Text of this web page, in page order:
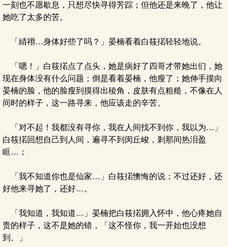
一刻也不愿歇息，只想尽快寻得芳踪；但他还是来晚了，他让
她吃了太多的苦。
「綪祤…身体好些了吗？」晏楠看着白筱掿轻轻地说。
「嗯！」白筱掿点了点头，她是病好了四哥才带她出们，她
现在身体没有什么问题；倒是看着晏楠，他瘦了；她伸手摸向
晏楠的脸，他的脸瘦到摸得出稜角，皮肤有点粗糙，不像在人
间时的样子，这一路寻来，他应该走的辛苦。
「对不起！我都没有寻你，我在人间找不到你，我以为…」
白筱掿回想自己到人间，遍寻不到闵丘峻，剎那间热泪盈
眶…；
「我不知道你也是仙家…」白筱掿懊悔的说；不过还好，还
好他来寻她了，还好…。
「我知道，我知道…」晏楠把白筱掿拥入怀中，他心疼她自
责的样子，这不是她的错，「这不怪你，我一开始也没想
到。」